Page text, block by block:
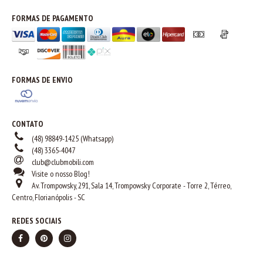
FORMAS DE PAGAMENTO
FORMAS DE ENVIO
CONTATO
(48) 98849-1425 (Whatsapp)
(48) 3365-4047
club@clubmobili.com
Visite o nosso Blog!
Av. Trompowsky, 291, Sala 14, Trompowsky Corporate - Torre 2, Térreo,
Centro, Florianópolis - SC
REDES SOCIAIS